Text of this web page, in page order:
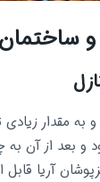
ساختمان
مقدار
بعد از آن
آریا قابل